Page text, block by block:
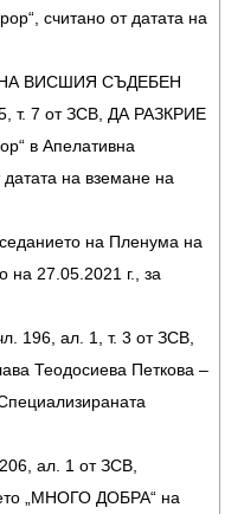
считано от датата на
ВИСШИЯ СЪДЕБЕН
т. 7 от ЗСВ, ДА РАЗКРИЕ
в Апелативна
на вземане на
на Пленума на
на 27.05.2021 г., за
196, ал. 1, т. 3 от ЗСВ,
Теодосиева Петкова –
ал. 1 от ЗСВ,
„МНОГО ДОБРА“ на